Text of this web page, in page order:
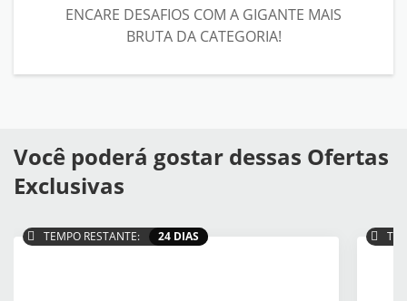
ENCARE DESAFIOS COM A GIGANTE MAIS
BRUTA DA CATEGORIA!
Você poderá gostar dessas Ofertas
Exclusivas
TEMPO RESTANTE: 24 DIAS